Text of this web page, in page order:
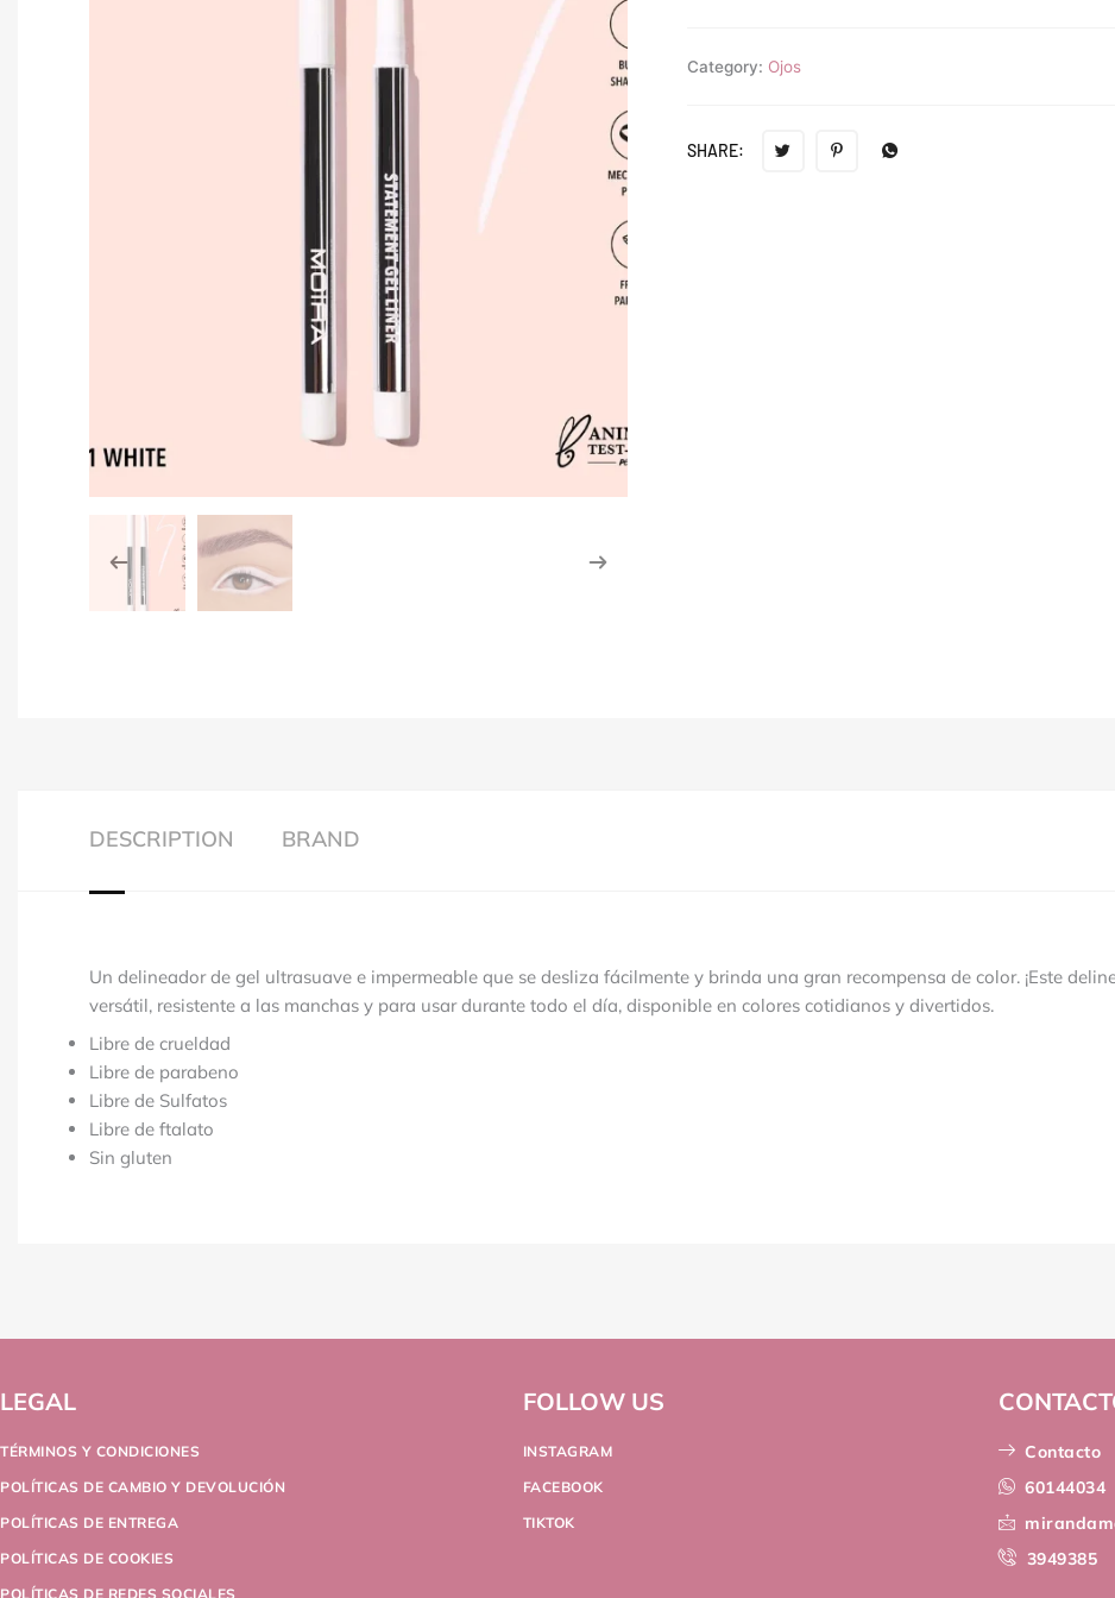
Category: Ojos
SHARE:
DESCRIPTION BRAND
Un delineador de gel ultrasuave e impermeable que se desliza fácilmente y brinda una gran recompensa de color. ¡Este
versátil, resistente a las manchas y para usar durante todo el día, disponible en colores cotidianos y divertidos.
Libre de crueldad
Libre de parabeno
Libre de Sulfatos
Libre de ftalato
Sin gluten
LEGAL
TÉRMINOS Y CONDICIONES
POLÍTICAS DE CAMBIO Y DEVOLUCIÓN
POLÍTICAS DE ENTREGA
POLÍTICAS DE COOKIES
POLÍTICAS DE REDES SOCIALES
FOLLOW US
INSTAGRAM
FACEBOOK
TIKTOK
Contacto
60144034
3949385